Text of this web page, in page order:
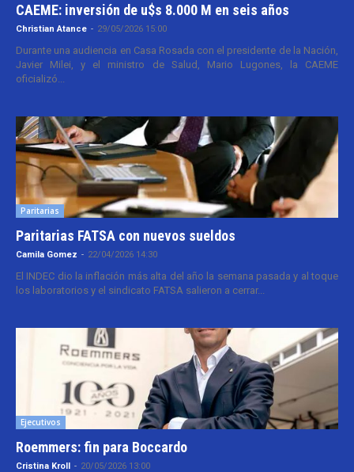
CAEME: inversión de u$s 8.000 M en seis años
Christian Atance - 29/05/2026 15:00
Durante una audiencia en Casa Rosada con el presidente de la Nación,
Javier Milei, y el ministro de Salud, Mario Lugones, la CAEME
oficializó...
Paritarias
Paritarias FATSA con nuevos sueldos
Camila Gomez - 22/04/2026 14:30
El INDEC dio la inflación más alta del año la semana pasada y al toque
los laboratorios y el sindicato FATSA salieron a cerrar...
Ejecutivos
Roemmers: fin para Boccardo
Cristina Kroll - 20/05/2026 13:00